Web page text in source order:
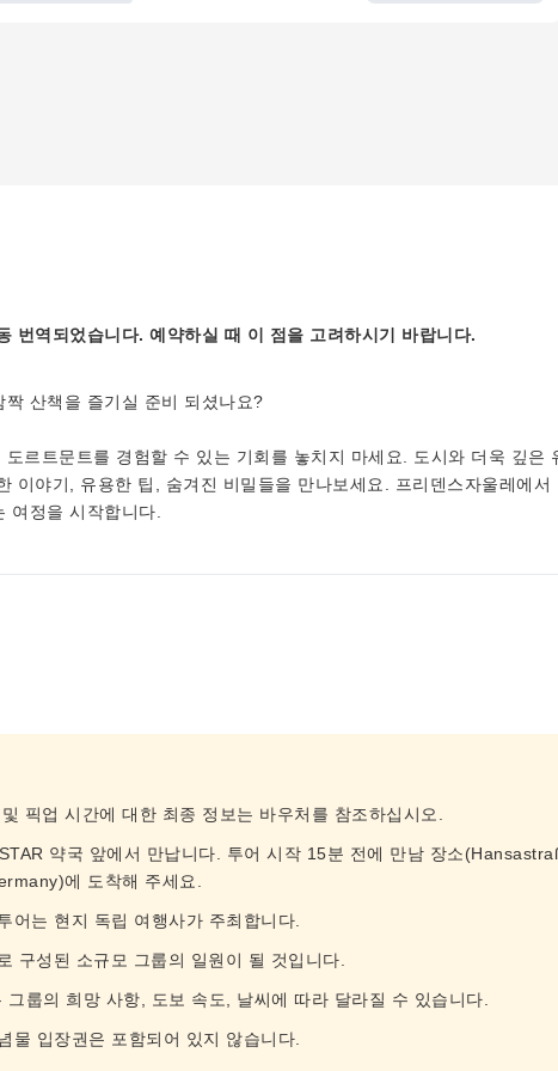
번역되었습니다. 예약하실 때 이 점을 고려하시기 바랍니다.
산책을 즐기실 준비 되셨나요?
르트문트를 경험할 수 있는 기회를 놓치지 마세요. 도시와 더욱 깊은
이야기, 유용한 팁, 숨겨진 비밀들을 만나보세요. 프리덴스자울레에서
여정을 시작합니다.
픽업 시간에 대한 최종 정보는 바우처를 참조하십시오.
약국 앞에서 만납니다. 투어 시작 15분 전에 만남 장소
에 도착해 주세요.
어는 현지 독립 여행사가 주최합니다.
구성된 소규모 그룹의 일원이 될 것입니다.
그룹의 희망 사항, 도보 속도, 날씨에 따라 달라질 수 있습니다.
물 입장권은 포함되어 있지 않습니다.